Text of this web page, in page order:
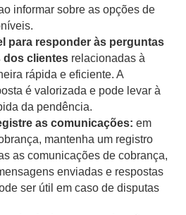
informar sobre as opções de
para responder às perguntas
dos clientes relacionadas à
rápida e eficiente. A
é valorizada e pode levar à
da pendência.
as comunicações:em
mantenha um registro
as comunicações de cobrança,
enviadas e respostas
ser útil em caso de disputas